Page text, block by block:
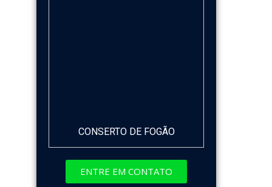
CONSERTO DE FOGÃO
ENTRE EM CONTATO